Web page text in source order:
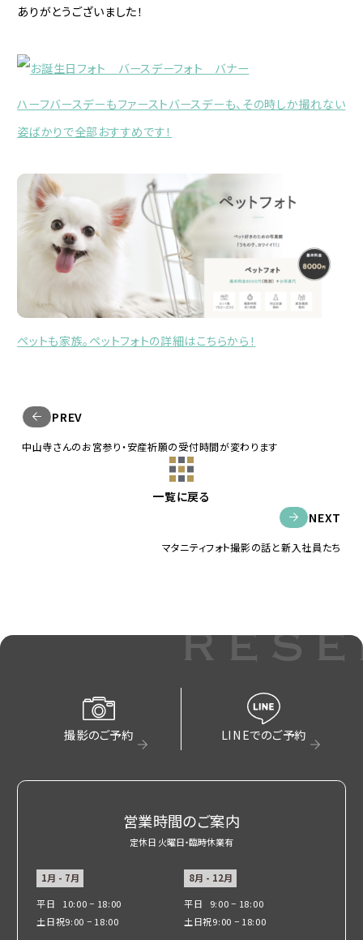
ありがとうございました！
ハーフバースデーもファーストバースデーも、その時しか撮れない
姿ばかりで全部おすすめです！
ペットも家族。ペットフォトの詳細はこちらから！
PREV
中山寺さんのお宮参り・安産祈願の受付時間が変わります
一覧に戻る
NEXT
マタニティフォト撮影の話と新入社員たち
撮影のご予約 LINEでのご予約
営業時間のご案内
定休日 火曜日・臨時休業有
1月 - 7月
平日
10:00 − 18:00
土日祝9:00 − 18:00
8月 - 12月
平日
9:00 − 18:00
土日祝9:00 − 18:00